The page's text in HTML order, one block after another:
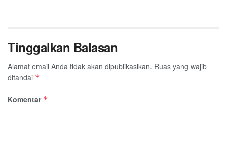
Tinggalkan Balasan
Alamat email Anda tidak akan dipublikasikan. Ruas yang wajib
ditandai *
Komentar *